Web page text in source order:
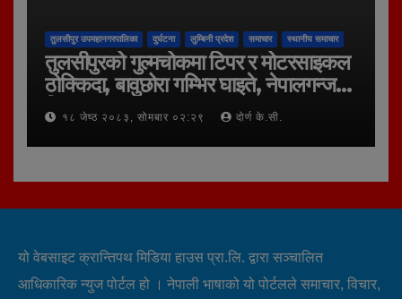
तुलसीपुर उपमहानगरपालिका दुर्घटना लुम्बिनी प्रदेश समाचार स्थानीय समाचार
तुलसीपुरको गुल्मचोकमा टिपर र मोटरसाइकल
ठोक्किदा, बावुछोरा गम्भिर घाइते, नेपालगन्ज
रिफर१८ जेष्ठ २०८३, सोमबार ०२:२९ दोर्ण के.सी.
यो वेबसाइट क्रान्तिपथ मिडिया हाउस प्रा.लि. द्वारा सञ्चालित
आधिकारिक न्युज पोर्टल हो । नेपाली भाषाको यो पोर्टलले समाचार, विचार,